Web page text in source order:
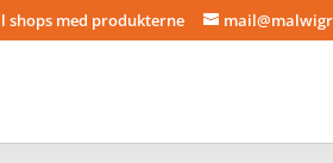
shops med produkterne